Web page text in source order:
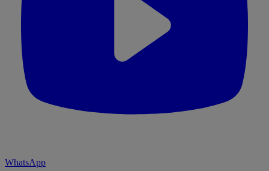
WhatsApp